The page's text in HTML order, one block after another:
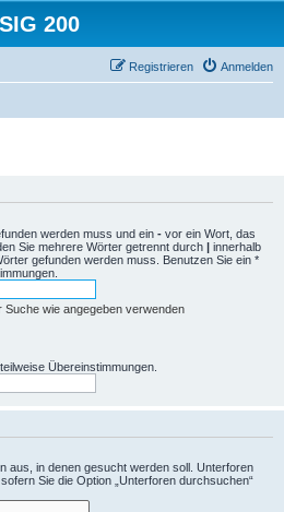
SIG 200
Anmelden
Registrieren
werden muss und ein - vor ein Wort, das
Sie mehrere Wörter getrennt durch | innerhalb
gefunden werden muss. Benutzen Sie ein *
Suche wie angegeben verwenden
Übereinstimmungen.
aus, in denen gesucht werden soll. Unterforen
Sie die Option „Unterforen durchsuchen“